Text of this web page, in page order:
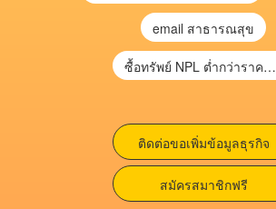
email สาธารณสุข
ซื้อทรัพย์ NPL ต่ำกว่าราคาตลาด 30-70% แบบไม่ต้องไปประมูล”
ติดต่อขอเพิ่มข้อมูลธุรกิจ
สมัครสมาชิกฟรี